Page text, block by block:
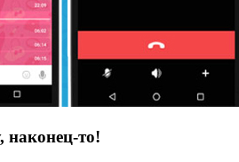
наконец-то!